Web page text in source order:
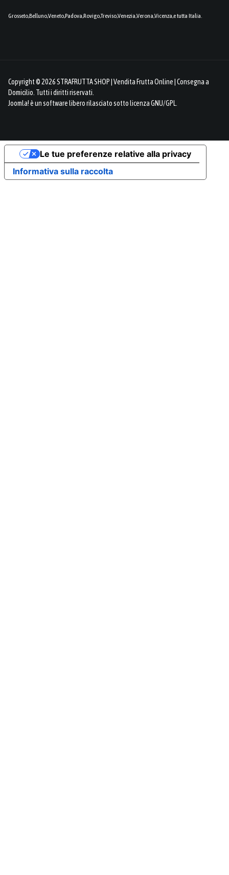
Grosseto,Belluno,Veneto,Padova,Rovigo,Treviso,Venezia,Verona,Vicenza,e tutta Italia.
Copyright © 2026 STRAFRUTTA SHOP | Vendita Frutta Online | Consegna a
Domicilio. Tutti i diritti riservati.
Joomla!è un software libero rilasciato sottolicenza GNU/GPL.
Informativa sulla raccolta
Le tue preferenze relative alla privacy